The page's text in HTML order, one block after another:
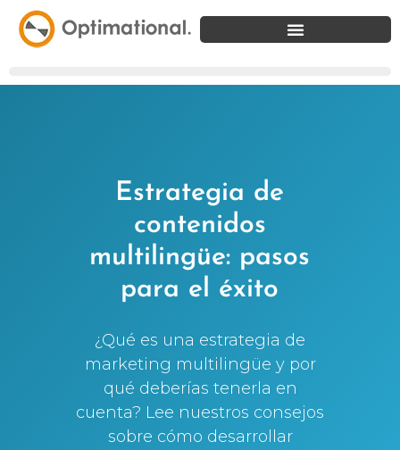
Estrategia de
contenidos
multilingüe: pasos
para el éxito
¿Qué es una estrategia de
marketing multilingüe y por
qué deberías tenerla en
cuenta? Lee nuestros consejos
sobre cómo desarrollar